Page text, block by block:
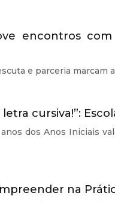
encontros
e parceria marcam
cursiva!”:
dos Anos Iniciais
na